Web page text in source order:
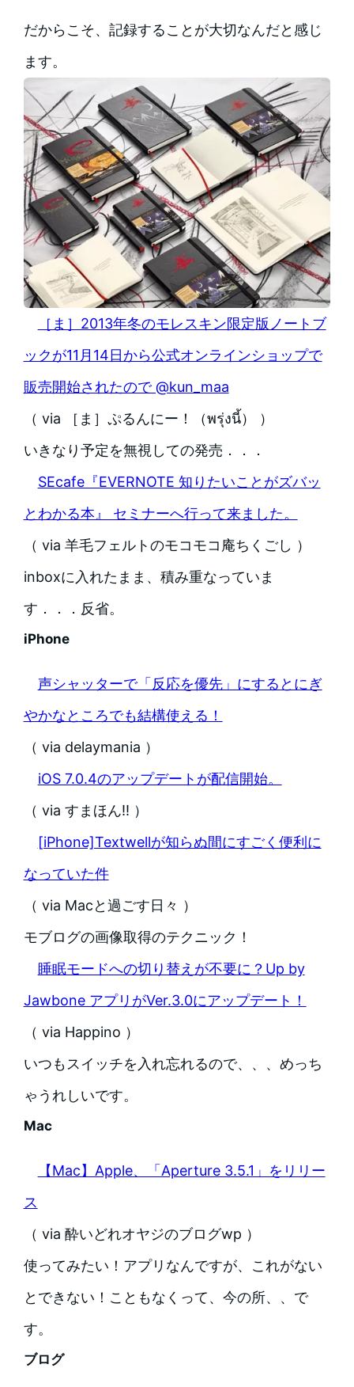
だからこそ、記録することが大切なんだと感じ
ます。
［ま］2013年冬のモレスキン限定版ノートブ
ックが11月14日から公式オンラインショップで
販売開始されたので @kun_maa
（ via ［ま］ぷるんにー！（พรุ่งนี้） ）
いきなり予定を無視しての発売．．．
SEcafe『EVERNOTE 知りたいことがズバッ
とわかる本』 セミナーへ行って来ました。
（ via 羊毛フェルトのモコモコ庵ちくごし ）
inboxに入れたまま、積み重なっていま
す．．．反省。
iPhone
声シャッターで「反応を優先」にするとにぎ
やかなところでも結構使える！
（ via delaymania ）
iOS 7.0.4のアップデートが配信開始。
（ via すまほん!! ）
[iPhone]Textwellが知らぬ間にすごく便利に
なっていた件
（ via Macと過ごす日々 ）
モブログの画像取得のテクニック！
睡眠モードへの切り替えが不要に？Up by
Jawbone アプリがVer.3.0にアップデート！
（ via Happino ）
いつもスイッチを入れ忘れるので、、、めっち
ゃうれしいです。
Mac
【Mac】Apple、「Aperture 3.5.1」をリリー
ス
（ via 酔いどれオヤジのブログwp ）
使ってみたい！アプリなんですが、これがない
とできない！こともなくって、今の所、、で
す。
ブログ